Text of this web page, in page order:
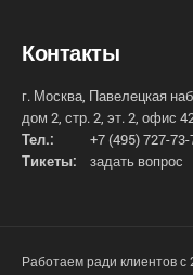
Контакты
г. Москва, Павелецкая
дом 2, стр. 2, эт. 2, офис
Тел.:
+7 (495) 727-
Тикеты:
задать вопрос
Работаем ради клиентов с